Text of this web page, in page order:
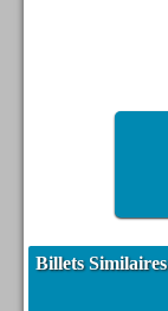
Billets Similaires